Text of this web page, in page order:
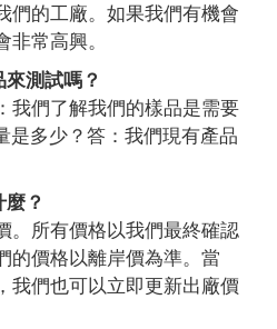
們的工廠。如果我們有機會
常高興。
測試嗎？
我們了解我們的樣品是需要
是多少？答：我們現有產品
？
。所有價格以我們最終確認
的價格以離岸價為準。當
我們也可以立即更新出廠價